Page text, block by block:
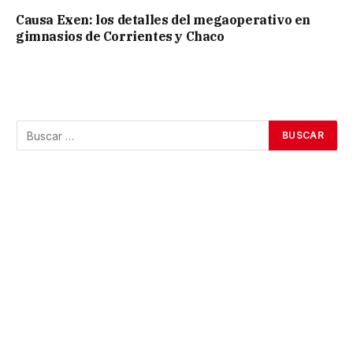
Causa Exen: los detalles del megaoperativo en
gimnasios de Corrientes y Chaco